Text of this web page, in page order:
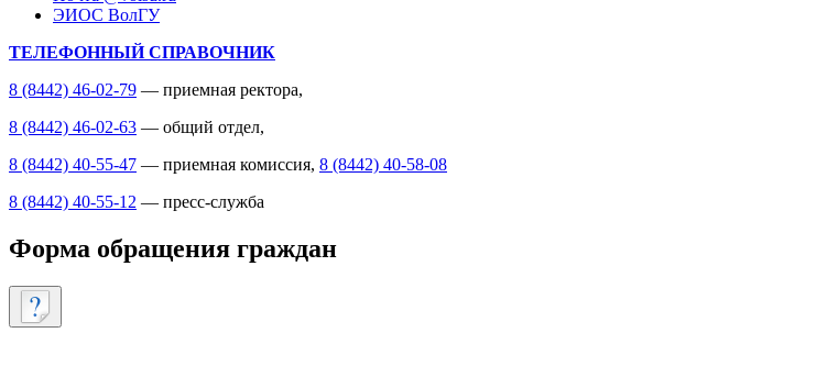
ЭИОС ВолГУ
ТЕЛЕФОННЫЙ СПРАВОЧНИК
8 (8442) 46-02-79 — приемная ректора,
8 (8442) 46-02-63 — общий отдел,
8 (8442) 40-55-47 — приемная комиссия, 8 (8442) 40-58-08
8 (8442) 40-55-12 — пресс-служба
Форма обращения граждан